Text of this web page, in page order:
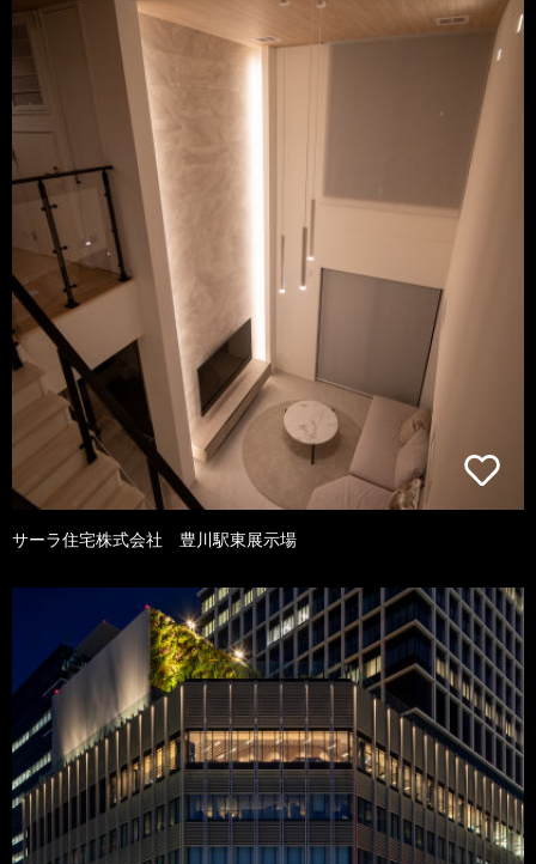
サーラ住宅株式会社 豊川駅東展示場